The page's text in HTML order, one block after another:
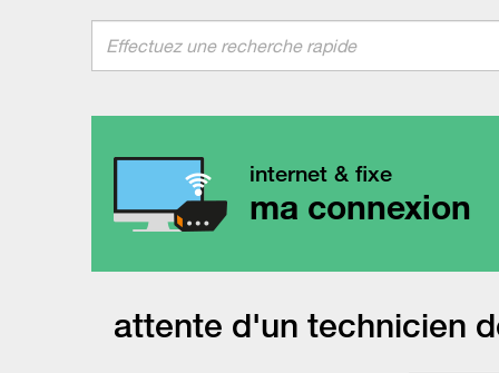
internet & fixe
ma connexion
attente d'un technicien